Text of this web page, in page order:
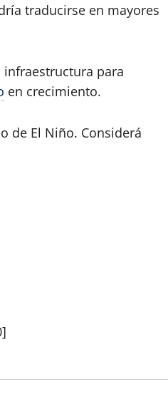
traducirse en mayores
infraestructura para
en crecimiento.
de El Niño. Considerá
]